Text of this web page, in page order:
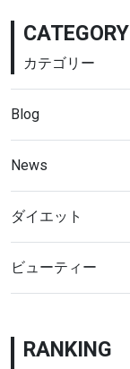
CATEGORY
カテゴリー
Blog
News
ダイエット
ビューティー
RANKING